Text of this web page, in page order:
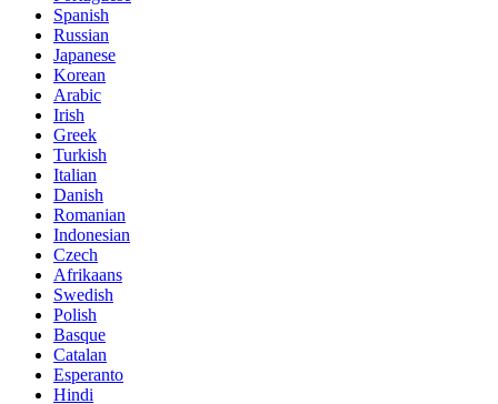
Spanish
Russian
Japanese
Korean
Arabic
Irish
Greek
Turkish
Italian
Danish
Romanian
Indonesian
Czech
Afrikaans
Swedish
Polish
Basque
Catalan
Esperanto
Hindi